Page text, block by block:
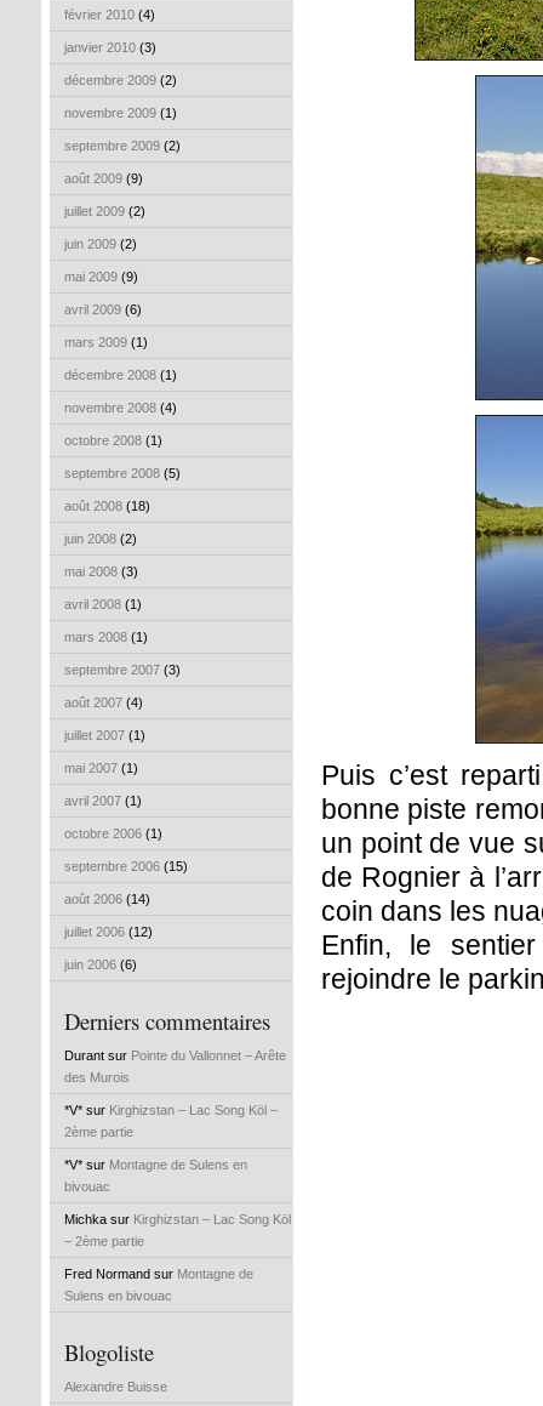
février 2010 (4)
janvier 2010 (3)
décembre 2009 (2)
novembre 2009 (1)
septembre 2009 (2)
août 2009 (9)
juillet 2009 (2)
juin 2009 (2)
mai 2009 (9)
avril 2009 (6)
mars 2009 (1)
décembre 2008 (1)
novembre 2008 (4)
octobre 2008 (1)
septembre 2008 (5)
août 2008 (18)
juin 2008 (2)
mai 2008 (3)
avril 2008 (1)
mars 2008 (1)
septembre 2007 (3)
août 2007 (4)
juillet 2007 (1)
mai 2007 (1)
avril 2007 (1)
octobre 2006 (1)
septembre 2006 (15)
août 2006 (14)
juillet 2006 (12)
juin 2006 (6)
Derniers commentaires
Durant sur Pointe du Vallonnet – Arête
des Murois
*V* sur Kirghizstan – Lac Song Köl –
2ème partie
*V* sur Montagne de Sulens en
bivouac
Michka sur Kirghizstan – Lac Song Köl
– 2ème partie
Fred Normand sur Montagne de
Sulens en bivouac
Blogoliste
Alexandre Buisse
Puis c’est
bonne piste
un point de vue
de Rognier à
coin dans les
Enfin, le
rejoindre le